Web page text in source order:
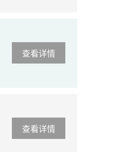
查看详情
查看详情